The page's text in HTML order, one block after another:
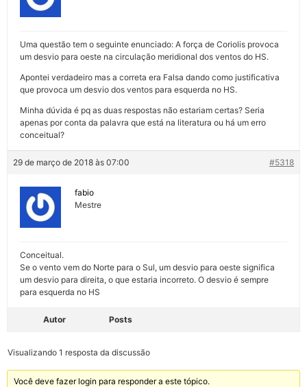
Uma questão tem o seguinte enunciado: A força de Coriolis provoca
um desvio para oeste na circulação meridional dos ventos do HS.
Apontei verdadeiro mas a correta era Falsa dando como justificativa
que provoca um desvio dos ventos para esquerda no HS.
Minha dúvida é pq as duas respostas não estariam certas? Seria
apenas por conta da palavra que está na literatura ou há um erro
conceitual?
29 de março de 2018 às 07:00 #5318
fabio
Mestre
Conceitual.
Se o vento vem do Norte para o Sul, um desvio para oeste significa
um desvio para direita, o que estaria incorreto. O desvio é sempre
para esquerda no HS
Autor Posts
Visualizando 1 resposta da discussão
Você deve fazer login para responder a este tópico.